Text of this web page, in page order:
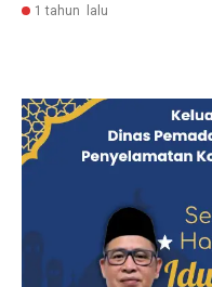
1 tahun lalu